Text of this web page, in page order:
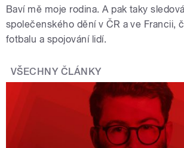
Baví mě moje rodina. A pak taky
společenského dění v ČR a ve Francii,
fotbalu a spojování lidí.
VŠECHNY ČLÁNKY